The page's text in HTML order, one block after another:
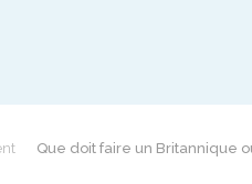
Que doit faire un Britannique